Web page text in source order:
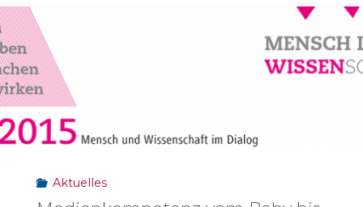
Aktuelles